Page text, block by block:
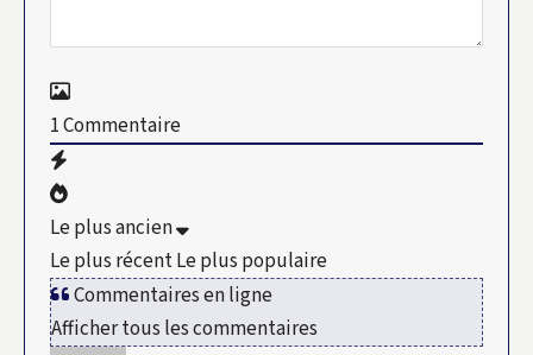
1Commentaire
Le plus ancien
Le plus récentLe plus populaire
Commentaires en ligne
Afficher tous les commentaires